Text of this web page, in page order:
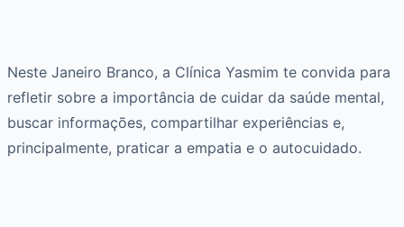
Neste Janeiro Branco, a Clínica Yasmim te convida para
refletir sobre a importância de cuidar da saúde mental,
buscar informações, compartilhar experiências e,
principalmente, praticar a empatia e o autocuidado.